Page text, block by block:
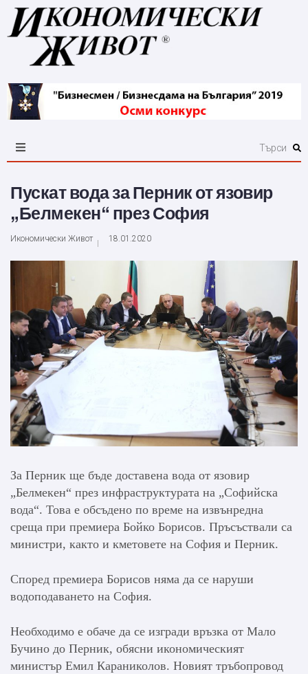
Пускат вода за Перник от язовир
„Белмекен“ през София
Икономически Живот 18.01.2020
За Перник ще бъде доставена вода от язовир
„Белмекен“ през инфраструктурата на „Софийска
вода“. Това е обсъдено по време на извънредна
среща при премиера Бойко Борисов. Пръсъствали са
министри, както и кметовете на София и Перник.
Според премиера Борисов няма да се наруши
водоподаването на София.
Необходимо е обаче да се изгради връзка от Мало
Бучино до Перник, обясни икономическият
министър Емил Караниколов. Новият тръбопровод